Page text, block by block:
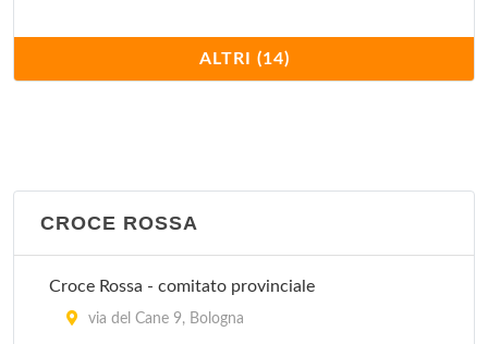
via Bellombra 24, Bologna
Villa Erbosa
Villa Laura
ALTRI (14)
CROCE ROSSA
Croce Rossa - comitato provinciale
via del Cane 9, Bologna